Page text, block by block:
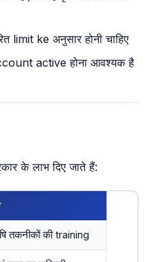
limit ke अनुसार होनी चाहिए
active होना आवश्यक है
के लाभ दिए जाते हैं:
तकनीकों की training